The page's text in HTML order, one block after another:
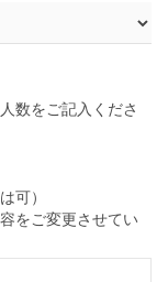
数をご記入くださ
可）
をご変更させてい